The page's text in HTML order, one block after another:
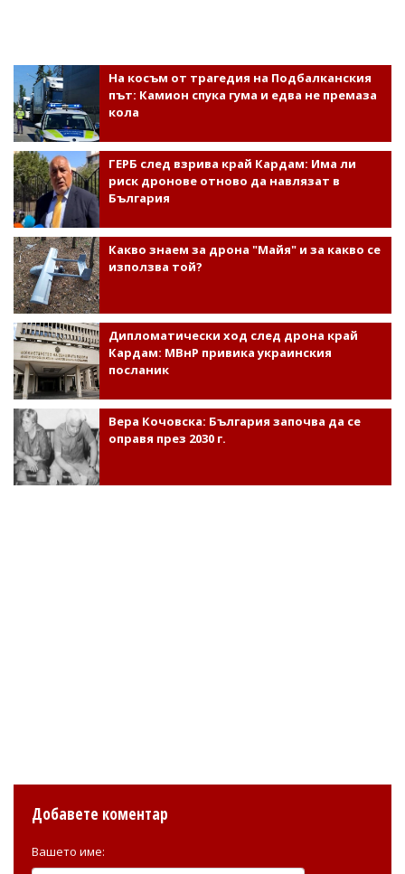
На косъм от трагедия на Подбалканския
път: Камион спука гума и едва не премаза
кола
ГЕРБ след взрива край Кардам: Има ли
риск дронове отново да навлязат в
България
Какво знаем за дрона "Майя" и за какво се
използва той?
Дипломатически ход след дрона край
Кардам: МВнР привика украинския
посланик
Вера Кочовска: България започва да се
оправя през 2030 г.
Добавете коментар
Вашето име: